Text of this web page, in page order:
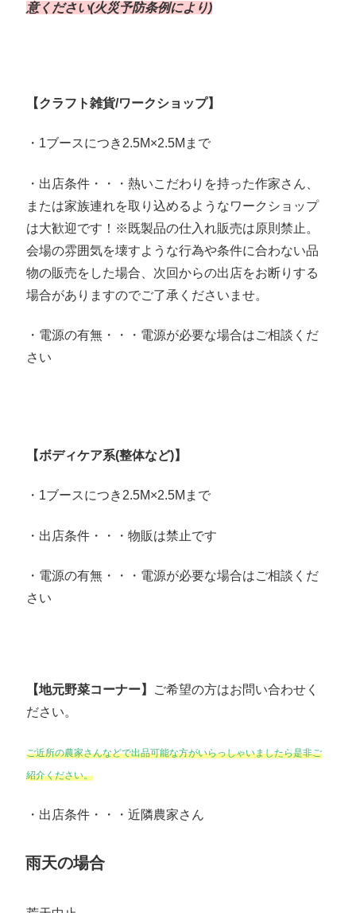
意ください(火災予防条例により)
【クラフト雑貨/ワークショップ】
・1ブースにつき2.5M×2.5Mまで
・出店条件・・・熱いこだわりを持った作家さん、
または家族連れを取り込めるようなワークショップ
は大歓迎です！※既製品の仕入れ販売は原則禁止。
会場の雰囲気を壊すような行為や条件に合わない品
物の販売をした場合、次回からの出店をお断りする
場合がありますのでご了承くださいませ。
・電源の有無・・・電源が必要な場合はご相談くだ
さい
【ボディケア系(整体など)】
・1ブースにつき2.5M×2.5Mまで
・出店条件・・・物販は禁止です
・電源の有無・・・電源が必要な場合はご相談くだ
さい
【地元野菜コーナー】
ご希望の方はお問い合わせく
ださい。
ご近所の農家さんなどで出品可能な方がいらっしゃいましたら是非ご
紹介ください。
・出店条件・・・近隣農家さん
雨天の場合